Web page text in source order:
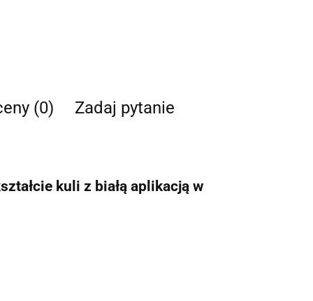
(0) Zadaj pytanie
kuli z białą aplikacją w